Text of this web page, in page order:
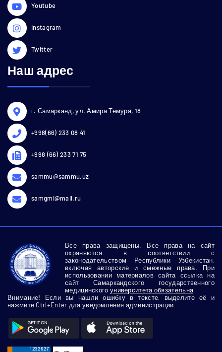
Youtube
Instagram
Twitter
Наш адрес
г. Самарканд, ул. Амира Темура, 18
+998(66) 233 08 41
+998 (66) 233 71 75
sammu@sammu.uz
samgmi@mail.ru
Все права защищены. Все права на сайт
охраняются в соответствии с
законодательством Республики Узбекистан,
включая авторские и смежные права. При
использовании материалов сайта ссылка на
сайт Самаркандского государственного
медицинского университета обязательна
Внимание! Если вы нашли ошибку в тексте, выделите её и
нажмите Ctrl+Enter для уведомления администрации